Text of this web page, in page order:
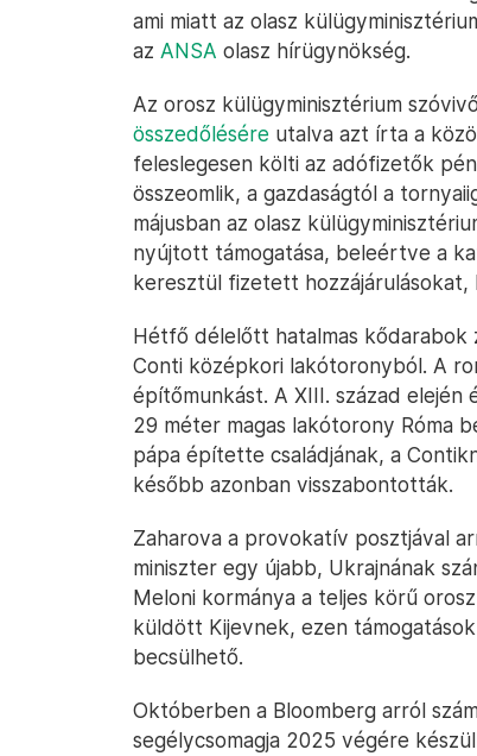
ami miatt az olasz
az ANSA olasz hírügynökség.
Az orosz külügyminisztérium
összedőlésére utalva azt írta a
feleslegesen költi az adófizetők
összeomlik, a gazdaságtól a
májusban az olasz
nyújtott támogatása, beleértve a
keresztül fizetett hozzájárulásokat,
Hétfő délelőtt hatalmas kődarabok
Conti középkori lakótoronyból. A
építőmunkást. A XIII. század
29 méter magas lakótorony Róma
pápa építette családjának, a
később azonban visszabontották.
Zaharova a provokatív posztjával
miniszter egy újabb, Ukrajnának
Meloni kormánya a teljes körű
küldött Kijevnek, ezen
becsülhető.
Októberben a Bloomberg arról
segélycsomagja 2025 végére